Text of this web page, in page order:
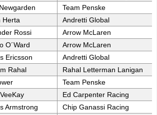
Team Penske
Herta
Andretti Global
Rossi
Arrow McLaren
O´Ward
Arrow McLaren
Ericsson
Andretti Global
Rahal
Rahal Letterman Lanigan
Team Penske
Ed Carpenter Racing
Armstrong
Chip Ganassi Racing